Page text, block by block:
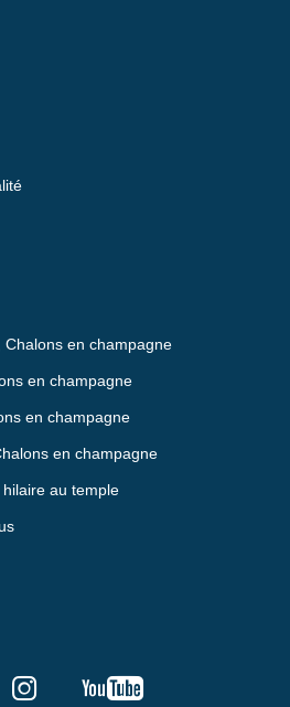
en champagne
en champagne
en champagne
en champagne
au temple